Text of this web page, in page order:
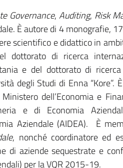
Governance,Auditing, Risk
È autore di 4 monografie,
scientifico e didattico in
dottorato di ricerca
e del dottorato di ricerca
degli Studi di Enna “Kore”.
dell’Economia e
e di Economia
Aziendale (AIDEA). È
, nonché coordinatore ed
di aziende sequestrate e
per la VQR 2015-19.